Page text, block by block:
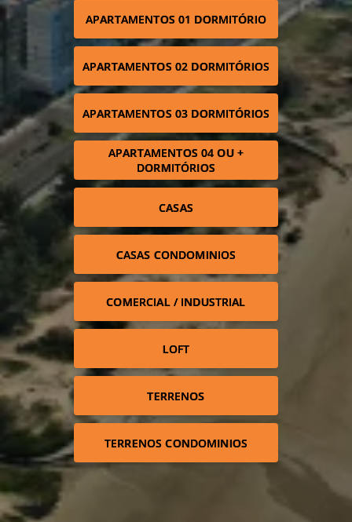
APARTAMENTOS 01 DORMITÓRIO
APARTAMENTOS 02 DORMITÓRIOS
APARTAMENTOS 03 DORMITÓRIOS
APARTAMENTOS 04 OU +
DORMITÓRIOS
CASAS
CASAS CONDOMINIOS
COMERCIAL / INDUSTRIAL
LOFT
TERRENOS
TERRENOS CONDOMINIOS